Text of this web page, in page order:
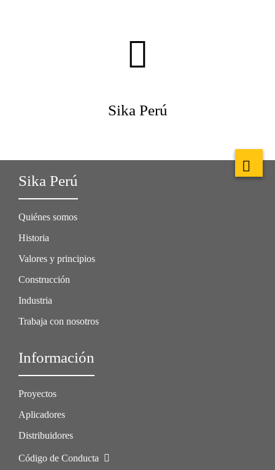
Sika Perú
Sika Perú
Quiénes somos
Historia
Valores y principios
Construcción
Industria
Trabaja con nosotros
Información
Proyectos
Aplicadores
Distribuidores
Código de Conducta